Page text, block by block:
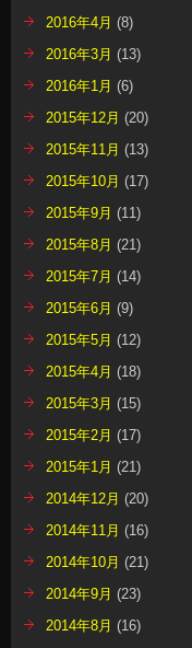
2016年4月 (8)
2016年3月 (13)
2016年1月 (6)
2015年12月 (20)
2015年11月 (13)
2015年10月 (17)
2015年9月 (11)
2015年8月 (21)
2015年7月 (14)
2015年6月 (9)
2015年5月 (12)
2015年4月 (18)
2015年3月 (15)
2015年2月 (17)
2015年1月 (21)
2014年12月 (20)
2014年11月 (16)
2014年10月 (21)
2014年9月 (23)
2014年8月 (16)